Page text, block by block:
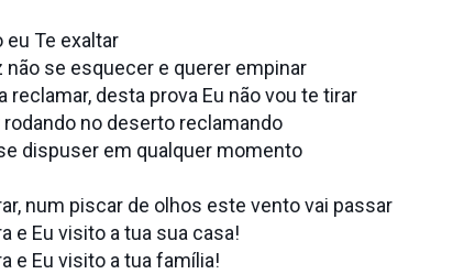
eu Te exaltar
não se esquecer e querer empinar
reclamar, desta prova Eu não vou te tirar
rodando no deserto reclamando
dispuser em qualquer momento
num piscar de olhos este vento vai passar
e Eu visito a tua sua casa!
e Eu visito a tua família!